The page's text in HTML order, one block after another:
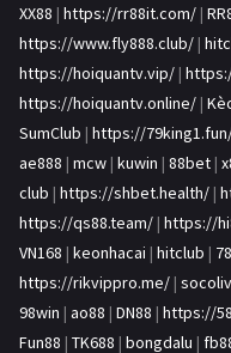
XX88 | https://rr88it.com/ |
https://www.fly888.club/ |
https://hoiquantv.vip/ |
https://hoiquantv.online/ |
SumClub | https://
ae888 | mcw | kuwin | 88bet |
club | https://shbet.health/ |
https://qs88.team/ | https://
VN168 | keonhacai | hitclub |
https://rikvippro.me/ |
98win | ao88 | DN88 | https://
Fun88 | TK688 | bongdalu |